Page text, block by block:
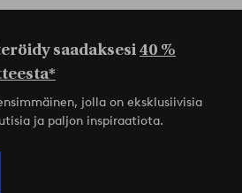
saadaksesi40 %
jolla on eksklusiivisia
ja paljon inspiraatiota.